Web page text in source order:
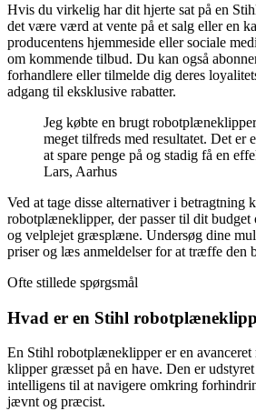
Hvis du virkelig har dit hjerte sat på en
det være værd at vente på et salg eller en
producentens hjemmeside eller sociale
om kommende tilbud. Du kan også
forhandlere eller tilmelde dig deres
adgang til eksklusive rabatter.
Jeg købte en brugt
meget tilfreds med resultatet. Det er
at spare penge på og stadig få en
Lars, Aarhus
Ved at tage disse alternativer i betragtning
robotplæneklipper, der passer til dit
og velplejet græsplæne. Undersøg dine
priser og læs anmeldelser for at træffe den
Ofte stillede spørgsmål
Hvad er en Stihl
En Stihl robotplæneklipper er en avanceret
klipper græsset på en have. Den er
intelligens til at navigere omkring
jævnt og præcist.